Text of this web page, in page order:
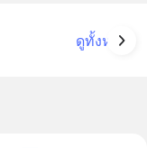
ดูทั้งหมด